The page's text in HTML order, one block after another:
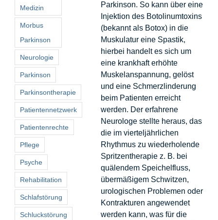
Parkinson. So kann über eine
Injektion des Botolinumtoxins
(bekannt als Botox) in die
Muskulatur eine Spastik,
hierbei handelt es sich um
eine krankhaft erhöhte
Muskelanspannung, gelöst
und eine Schmerzlinderung
beim Patienten erreicht
werden. Der erfahrene
Neurologe stellte heraus, das
die im vierteljährlichen
Rhythmus zu wiederholende
Spritzentherapie z. B. bei
quälendem Speichelfluss,
übermäßigem Schwitzen,
urologischen Problemen oder
Kontrakturen angewendet
werden kann, was für die
Medizin
Morbus
Parkinson
Neurologie
Parkinson
Parkinsontherapie
Patientennetzwerk
Patientenrechte
Pflege
Psyche
Rehabilitation
Schlafstörung
Schluckstörung